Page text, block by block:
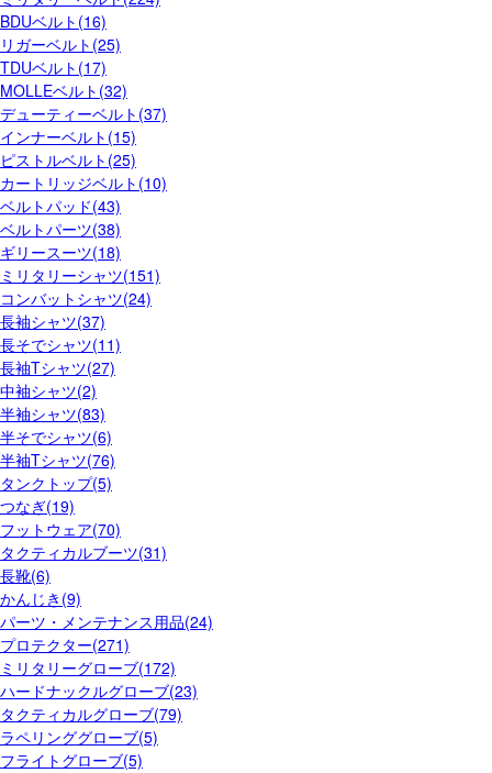
BDUベルト(16)
リガーベルト(25)
TDUベルト(17)
MOLLEベルト(32)
デューティーベルト(37)
インナーベルト(15)
ピストルベルト(25)
カートリッジベルト(10)
ベルトパッド(43)
ベルトパーツ(38)
ギリースーツ(18)
ミリタリーシャツ(151)
コンバットシャツ(24)
長袖シャツ(37)
長そでシャツ(11)
長袖Tシャツ(27)
中袖シャツ(2)
半袖シャツ(83)
半そでシャツ(6)
半袖Tシャツ(76)
タンクトップ(5)
つなぎ(19)
フットウェア(70)
タクティカルブーツ(31)
長靴(6)
かんじき(9)
パーツ・メンテナンス用品(24)
プロテクター(271)
ミリタリーグローブ(172)
ハードナックルグローブ(23)
タクティカルグローブ(79)
ラペリンググローブ(5)
フライトグローブ(5)